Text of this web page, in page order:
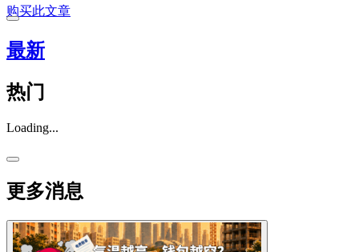
购买此文章
最新
热门
Loading...
更多消息